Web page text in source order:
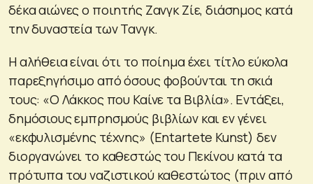
δέκα αιώνες ο ποιητής Ζανγκ Ζίε, διάσημος κατά
την δυναστεία των Τανγκ.
Η αλήθεια είναι ότι το ποίημα έχει τίτλο εύκολα
παρεξηγήσιμο από όσους φοβούνται τη σκιά
τους: «Ο Λάκκος που Καίνε τα Βιβλία». Εντάξει,
δημόσιους εμπρησμούς βιβλίων και εν γένει
«εκφυλισμένης τέχνης» (Entartete Kunst) δεν
διοργανώνει το καθεστώς του Πεκίνου κατά τα
πρότυπα του ναζιστικού καθεστώτος (πριν από